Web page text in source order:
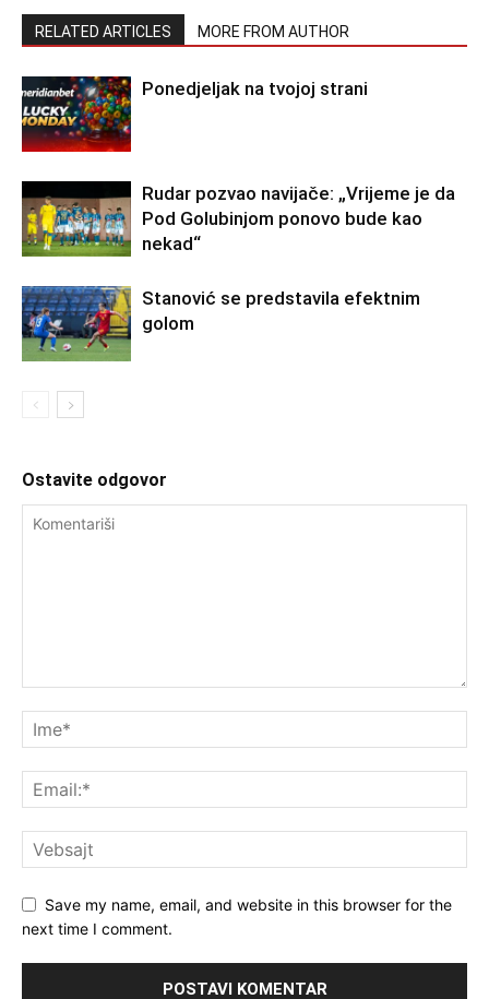
RELATED ARTICLES MORE FROM AUTHOR
Ponedjeljak na tvojoj strani
Rudar pozvao navijače: „Vrijeme je da
Pod Golubinjom ponovo bude kao
nekad“
Stanović se predstavila efektnim
golom
Ostavite odgovor
Save my name, email, and website in this browser for the
next time I comment.